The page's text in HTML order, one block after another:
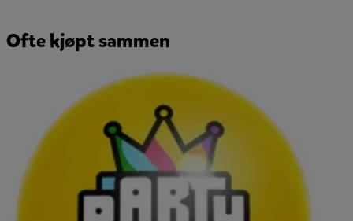
Ofte kjøpt sammen